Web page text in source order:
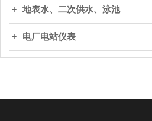
地表水、二次供水、泳池
电厂电站仪表